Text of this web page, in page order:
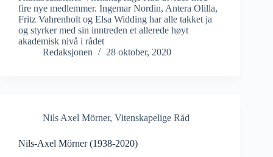
fire nye medlemmer. Ingemar Nordin, Antera Olilla,
Fritz Vahrenholt og Elsa Widding har alle takket ja
og styrker med sin inntreden et allerede høyt
akademisk nivå i rådet
Redaksjonen
28 oktober, 2020
Nils Axel Mörner, Vitenskapelige Råd
Nils-Axel Mörner (1938-2020)